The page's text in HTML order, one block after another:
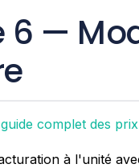
6 —
guide complet des
à l'unité